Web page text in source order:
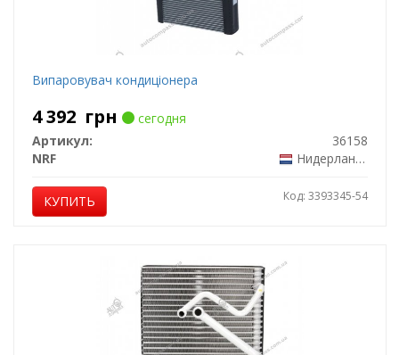
Випаровувач кондиціонера
4 392 грн
сегодня
Артикул:
36158
NRF
Нидерланды
КУПИТЬ Код: 3393345-54